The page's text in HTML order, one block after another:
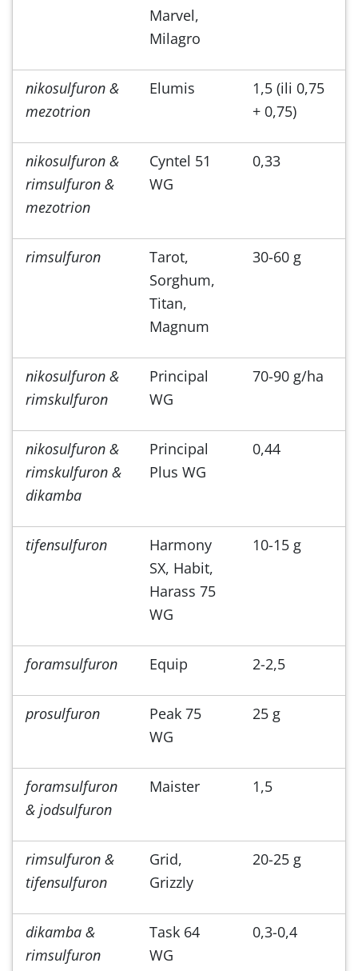
Marvel,
Milagro
nikosulfuron &
mezotrion
Elumis
1,5 (ili 0,75
+ 0,75)
nikosulfuron &
rimsulfuron &
mezotrion
Cyntel 51
WG
0,33
rimsulfuron
Tarot,
Sorghum,
Titan,
Magnum
30-60 g
nikosulfuron &
rimskulfuron
Principal
WG
70-90 g/ha
nikosulfuron &
rimskulfuron &
dikamba
Principal
Plus WG
0,44
tifensulfuron
Harmony
SX, Habit,
Harass 75
WG
10-15 g
foramsulfuron Equip 2-2,5
prosulfuron
Peak 75
WG
25 g
foramsulfuron
& jodsulfuron
Maister 1,5
rimsulfuron &
tifensulfuron
Grid,
Grizzly
20-25 g
dikamba &
rimsulfuron
Task 64
WG
0,3-0,4